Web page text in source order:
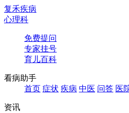
复禾疾病
心理科
免费提问
专家挂号
育儿百科
看病助手
首页 症状 疾病 中医 问答 医
资讯